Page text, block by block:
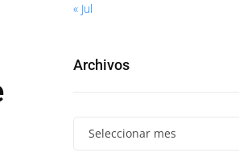
« Jul
Archivos
Seleccionar mes